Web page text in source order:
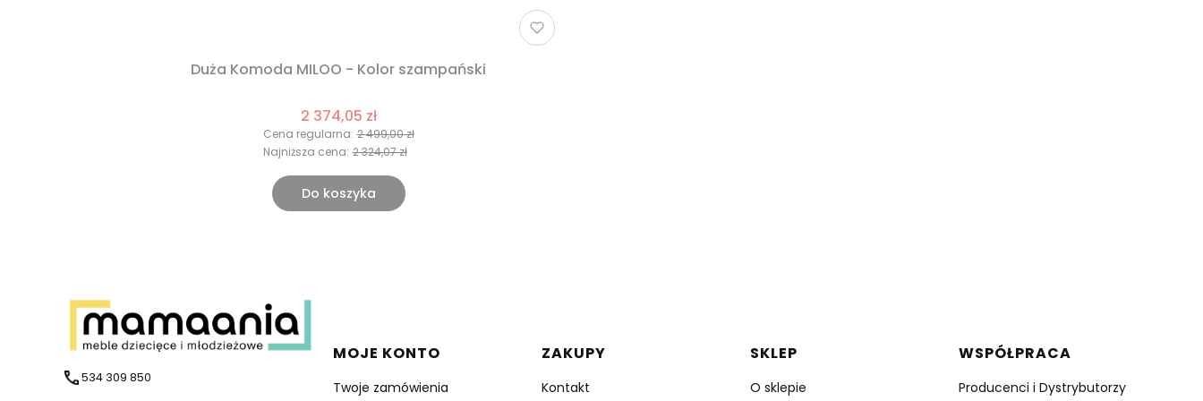
Duża Komoda MILOO - Kolor szampański
2 374,05 zł
Cena regularna: 2 499,00 zł
Najniższa cena: 2 324,07 zł
Do koszyka
534 309 850
Linki w stopce
MOJE KONTO
Twoje zamówienia
ZAKUPY
Kontakt
SKLEP
O sklepie
WSPÓŁPRACA
Producenci i Dystrybutorzy